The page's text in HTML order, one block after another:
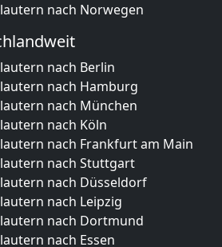
nach Norwegen
nach Berlin
nach Hamburg
nach München
nach Köln
nach Frankfurt am Main
nach Stuttgart
nach Düsseldorf
nach Leipzig
nach Dortmund
nach Essen